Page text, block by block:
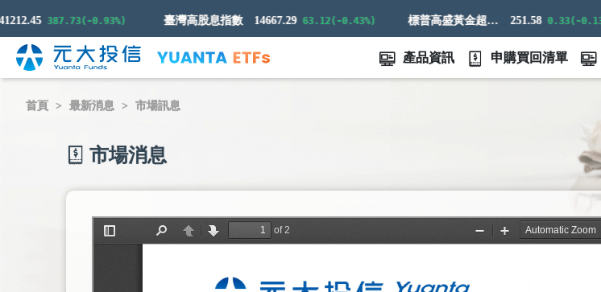
387.73(-0.93%) 臺灣高股息指數 14667.29 63.12(-0.43%) 標普高盛黃金超額回報指數 251.58 0.33(-0.13%)
產品資訊 申購買回清單
首頁 最新消息 市場訊息
市場消息